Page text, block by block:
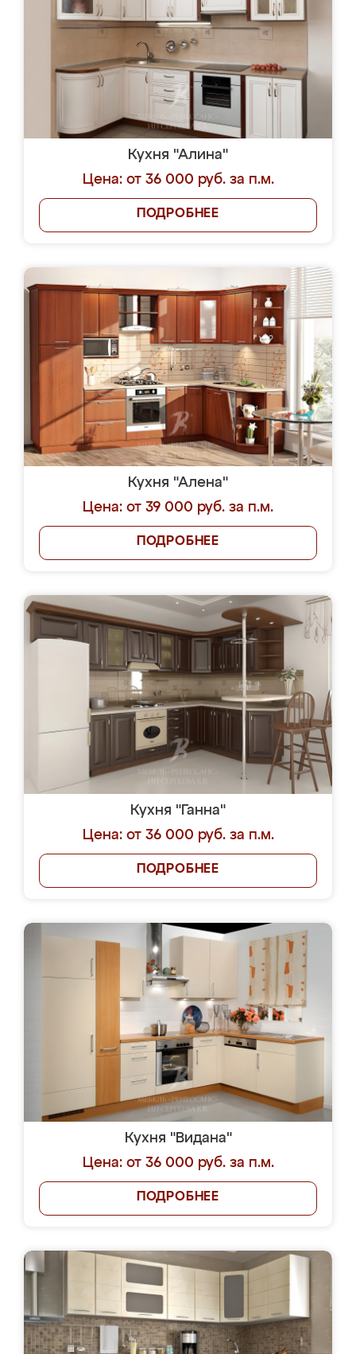
Кухня "Алина"
Цена: от 36 000 руб. за п.м.
ПОДРОБНЕЕ
Кухня "Алена"
Цена: от 39 000 руб. за п.м.
ПОДРОБНЕЕ
Кухня "Ганна"
Цена: от 36 000 руб. за п.м.
ПОДРОБНЕЕ
Кухня "Видана"
Цена: от 36 000 руб. за п.м.
ПОДРОБНЕЕ